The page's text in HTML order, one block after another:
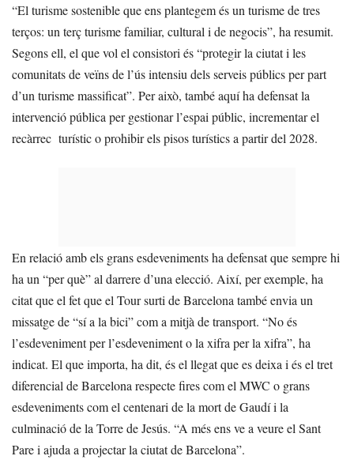
“El turisme sostenible que ens plantegem és un turisme de tres
terços: un terç turisme familiar, cultural i de negocis”, ha resumit.
Segons ell, el que vol el consistori és “protegir la ciutat i les
comunitats de veïns de l’ús intensiu dels serveis públics per part
d’un turisme massificat”. Per això, també aquí ha defensat la
intervenció pública per gestionar l’espai públic, incrementar el
recàrrec turístic o prohibir els pisos turístics a partir del 2028.
En relació amb els grans esdeveniments ha defensat que sempre hi
ha un “per què” al darrere d’una elecció. Així, per exemple, ha
citat que el fet que el Tour surti de Barcelona també envia un
missatge de “sí a la bici” com a mitjà de transport. “No és
l’esdeveniment per l’esdeveniment o la xifra per la xifra”, ha
indicat. El que importa, ha dit, és el llegat que es deixa i és el tret
diferencial de Barcelona respecte fires com el MWC o grans
esdeveniments com el centenari de la mort de Gaudí i la
culminació de la Torre de Jesús. “A més ens ve a veure el Sant
Pare i ajuda a projectar la ciutat de Barcelona”.